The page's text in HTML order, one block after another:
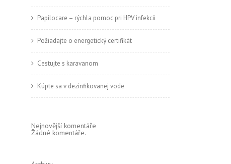
Papilocare – rýchla pomoc pri HPV infekcii
Požiadajte o energetický certifikát
Cestujte s karavanom
Kúpte sa v dezinfikovanej vode
Nejnovější komentáře
Žádné komentáře.